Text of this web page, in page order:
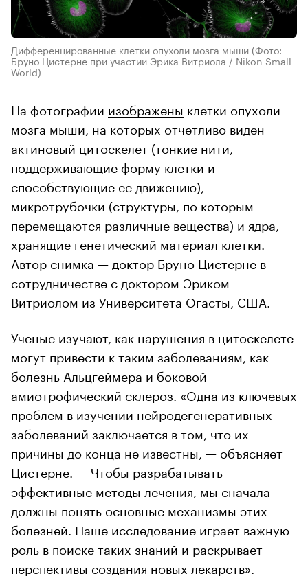
Дифференцированные клетки опухоли мозга мыши (Фото:
Бруно Цистерне при участии Эрика Витриола / Nikon Small
World)
На фотографии изображены клетки опухоли
мозга мыши, на которых отчетливо виден
актиновый цитоскелет (тонкие нити,
поддерживающие форму клетки и
способствующие ее движению),
микротрубочки (структуры, по которым
перемещаются различные вещества) и ядра,
хранящие генетический материал клетки.
Автор снимка — доктор Бруно Цистерне в
сотрудничестве с доктором Эриком
Витриолом из Университета Огасты, США.
Ученые изучают, как нарушения в цитоскелете
могут привести к таким заболеваниям, как
болезнь Альцгеймера и боковой
амиотрофический склероз. «Одна из ключевых
проблем в изучении нейродегенеративных
заболеваний заключается в том, что их
причины до конца не известны, — объясняет
Цистерне. — Чтобы разрабатывать
эффективные методы лечения, мы сначала
должны понять основные механизмы этих
болезней. Наше исследование играет важную
роль в поиске таких знаний и раскрывает
перспективы создания новых лекарств».